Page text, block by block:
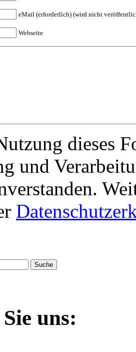
eMail (erforderlich) (wird nicht
Webseite
dieses
und
uns: